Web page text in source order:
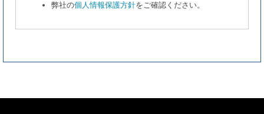
弊社の個人情報保護方針をご確認ください。